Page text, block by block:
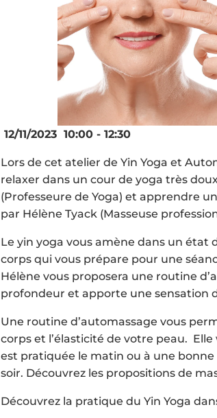
12/11/2023 10:00 - 12:30
Lors de cet atelier de Yin Yoga et
relaxer dans un cour de yoga très
(Professeure de Yoga) et apprendre
par Hélène Tyack (Masseuse
Le yin yoga vous amène dans un état
corps qui vous prépare pour une
Hélène vous proposera une routine
profondeur et apporte une sensation
Une routine d’automassage vous
corps et l’élasticité de votre peau.
est pratiquée le matin ou à une
soir. Découvrez les propositions de
Découvrez la pratique du Yin Yoga